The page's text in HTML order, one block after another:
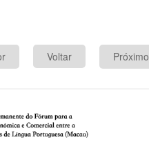
Voltar Próximo